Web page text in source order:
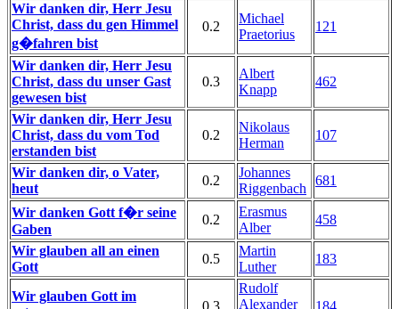
Wir danken dir, Herr Jesu
Christ, dass du gen Himmel
g�fahren bist
0.2
Michael
Praetorius
121
Wir danken dir, Herr Jesu
Christ, dass du unser Gast
gewesen bist
0.3
Albert
Knapp
462
Wir danken dir, Herr Jesu
Christ, dass du vom Tod
erstanden bist
0.2
Nikolaus
Herman
107
Wir danken dir, o Vater,
heut
0.2
Johannes
Riggenbach
681
Wir danken Gott f�r seine
Gaben
0.2
Erasmus
Alber
458
Wir glauben all an einen
Gott
0.5
Martin
Luther
183
Wir glauben Gott im
Rudolf
Alexander